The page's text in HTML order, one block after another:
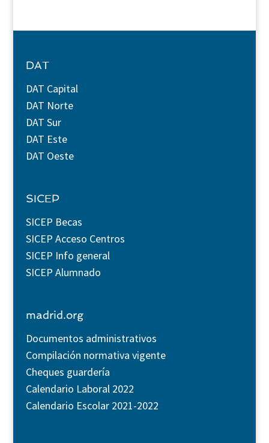
DAT
DAT Capital
DAT Norte
DAT Sur
DAT Este
DAT Oeste
SICEP
SICEP Becas
SICEP Acceso Centros
SICEP Info general
SICEP Alumnado
madrid.org
Documentos administrativos
Compilación normativa vigente
Cheques guardería
Calendario Laboral 2022
Calendario Escolar 2021-2022